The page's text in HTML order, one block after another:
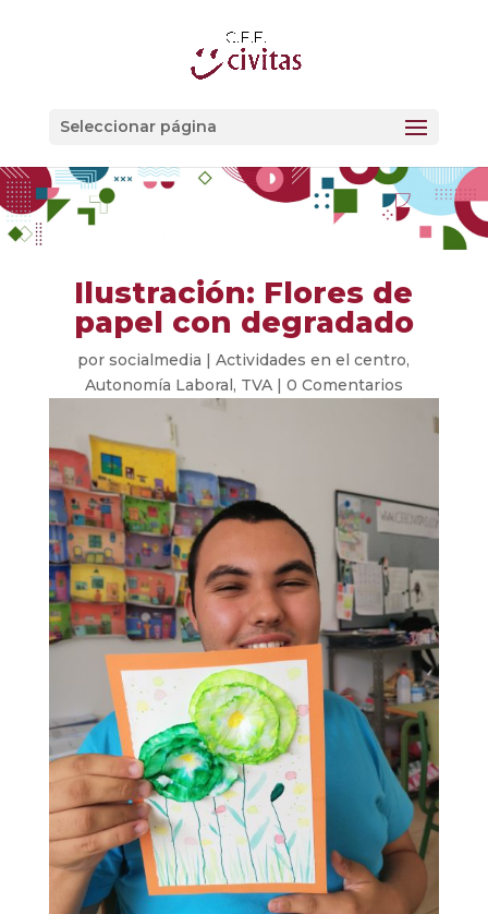
Seleccionar página
Ilustración: Flores de
papel con degradado
porsocialmedia |Actividades en el centro,
Autonomía Laboral, TVA| 0 Comentarios